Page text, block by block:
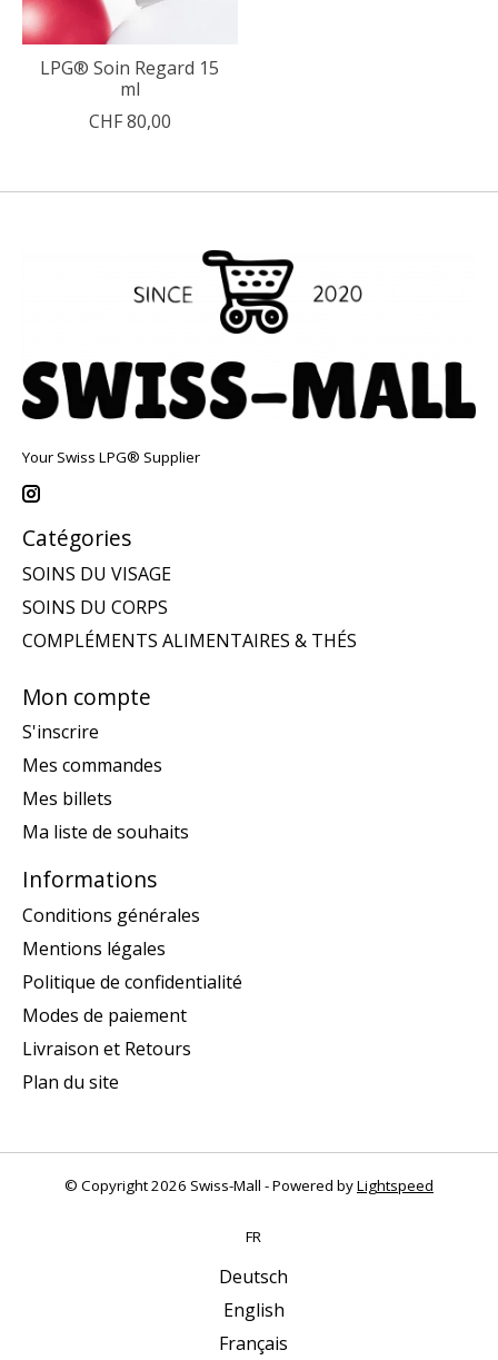
LPG® Soin Regard 15
ml
CHF 80,00
Your Swiss LPG® Supplier
Catégories
SOINS DU VISAGE
SOINS DU CORPS
COMPLÉMENTS ALIMENTAIRES & THÉS
Mon compte
S'inscrire
Mes commandes
Mes billets
Ma liste de souhaits
Informations
Conditions générales
Mentions légales
Politique de confidentialité
Modes de paiement
Livraison et Retours
Plan du site
© Copyright 2026 Swiss-Mall - Powered byLightspeed
FR
Deutsch
English
Français